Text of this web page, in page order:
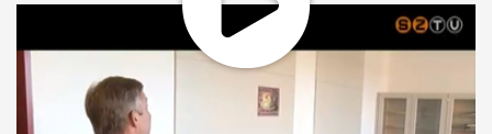
Az 1848-as forradalomról is szoktunk beszélni, tehát a
fontos dolgokról megesik a szó, csak annyira nem tanuljuk,
mint pl. a magyarok.